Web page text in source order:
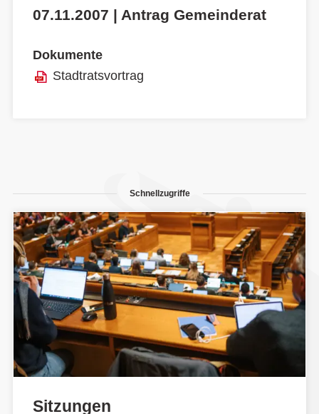
07.11.2007 | Antrag Gemeinderat
Dokumente
Stadtratsvortrag
Schnellzugriffe
Sitzungen